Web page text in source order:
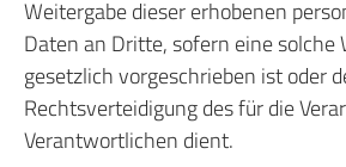
Weitergabe dieser erhobenen
Daten an Dritte, sofern eine solche
gesetzlich vorgeschrieben ist oder
Rechtsverteidigung des für die
Verantwortlichen dient.